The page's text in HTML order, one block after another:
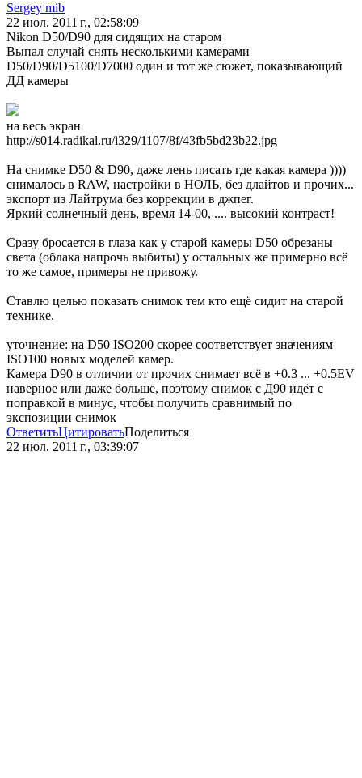
Sergey mib
22 июл. 2011 г., 02:58:09
Nikon D50/D90 для сидящих на старом
Выпал случай снять несколькими камерами
D50/D90/D5100/D7000 один и тот же сюжет, показывающий
ДД камеры
на весь экран
http://s014.radikal.ru/i329/1107/8f/43fb5bd23b22.jpg
На снимке D50 & D90, даже лень писать где какая камера ))))
снималось в RAW, настройки в НОЛЬ, без длайтов и прочих...
экспорт из Лайтрума без коррекции в джпег.
Яркий солнечный день, время 14-00, .... высокий контраст!
Сразу бросается в глаза как у старой камеры D50 обрезаны
света (облака напрочь выбиты) у остальных же примерно всё
то же самое, примеры не привожу.
Cтавлю целью показать снимок тем кто ещё сидит на старой
технике.
уточнение: на D50 ISO200 скорее соответствует значениям
ISO100 новых моделей камер.
Камера D90 в отличии от прочих снимает всё в +0.3 ... +0.5EV
наверное или даже больше, поэтому снимок с Д90 идёт с
поправкой в минус, чтобы получить сравнимый по
экспозиции снимок
ОтветитьЦитироватьПоделиться
22 июл. 2011 г., 03:39:07